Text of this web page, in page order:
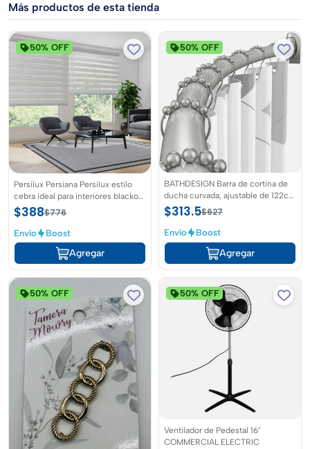
Más productos de esta tienda
50% OFF
Persilux Persiana Persilux estilo
cebra ideal para interiores blackout
color crema 81cm X 182cm
$388$776
Envío Boost
Agregar
50% OFF
BATHDESIGN Barra de cortina de
ducha curvada, ajustable de 122cm
a 183cm, forma redonda a prueba
de óxido fabricada de aluminio
$313.5$627
Envío Boost
Agregar
50% OFF 50% OFF
Ventilador de Pedestal 16"
COMMERCIAL ELECTRIC